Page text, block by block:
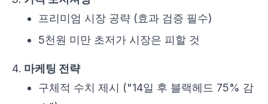
프리미엄 시장 공략 (효과 검증 필수)
5천원 미만 초저가 시장은 피할 것
마케팅 전략
구체적 수치 제시 ("14일 후 블랙헤드 75% 감